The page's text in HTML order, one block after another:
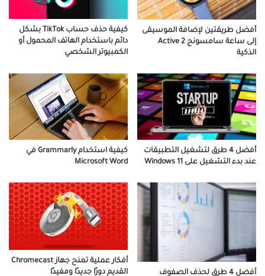
أفضل طريقتين لإضافة الموسيقى
إلى ساعة سامسونج Active 2
الذكية
كيفية حذف حساب TikTok بشكل
دائم باستخدام الهاتف المحمول أو
الكمبيوتر الشخصي
أفضل 4 طرق لتشغيل التطبيقات
عند بدء التشغيل على Windows 11
كيفية استخدام Grammarly في
Microsoft Word
أفضل 4 طرق لحذف الصفوف
أفكار عملية تمنح جهاز Chromecast
القديم دورًا جديدًا ومفيدًا